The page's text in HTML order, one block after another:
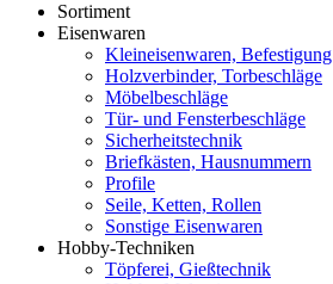
Sortiment
Eisenwaren
Kleineisenwaren, Befestigung
Holzverbinder, Torbeschläge
Möbelbeschläge
Tür- und Fensterbeschläge
Sicherheitstechnik
Briefkästen, Hausnummern
Profile
Seile, Ketten, Rollen
Sonstige Eisenwaren
Hobby-Techniken
Töpferei, Gießtechnik